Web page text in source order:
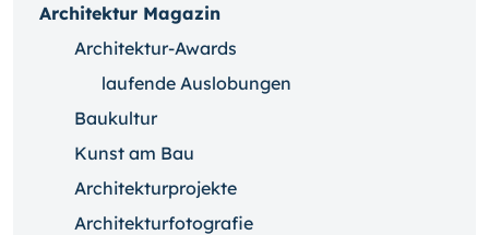
Architektur Magazin
Architektur-Awards
laufende Auslobungen
Baukultur
Kunst am Bau
Architekturprojekte
Architekturfotografie